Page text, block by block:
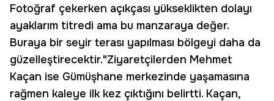
Fotoğraf çekerken açıkçası yükseklikten dolayı
ayaklarım titredi ama bu manzaraya değer.
Buraya bir seyir terası yapılması bölgeyi daha da
güzelleştirecektir."Ziyaretçilerden Mehmet
Kaçan ise Gümüşhane merkezinde yaşamasına
rağmen kaleye ilk kez çıktığını belirtti. Kaçan,